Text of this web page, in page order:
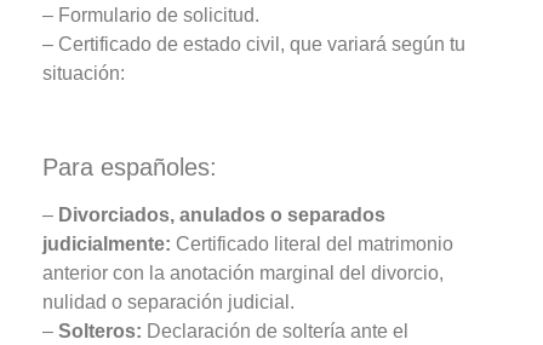
– Formulario de solicitud.
– Certificado de estado civil, que variará según tu
situación:
Para españoles:
– Divorciados, anulados o separados
judicialmente: Certificado literal del matrimonio
anterior con la anotación marginal del divorcio,
nulidad o separación judicial.
– Solteros: Declaración de soltería ante el